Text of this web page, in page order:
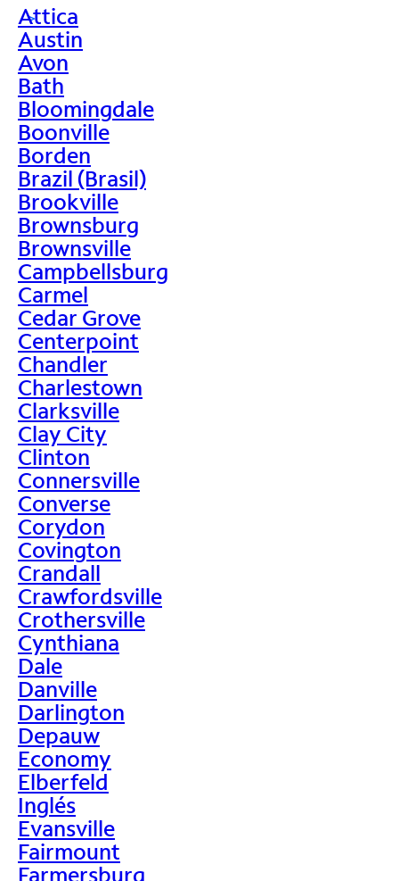
>
Attica
Austin
Avon
Bath
Bloomingdale
Boonville
Borden
Brazil (Brasil)
Brookville
Brownsburg
Brownsville
Campbellsburg
Carmel
Cedar Grove
Centerpoint
Chandler
Charlestown
Clarksville
Clay City
Clinton
Connersville
Converse
Corydon
Covington
Crandall
Crawfordsville
Crothersville
Cynthiana
Dale
Danville
Darlington
Depauw
Economy
Elberfeld
Inglés
Evansville
Fairmount
Farmersburg